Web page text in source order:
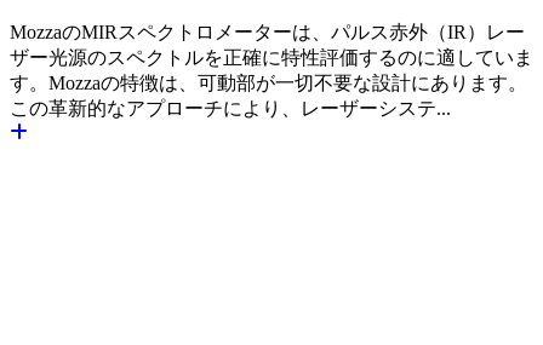
MozzaのMIRスペクトロメーターは、パルス赤外（IR）レー
ザー光源のスペクトルを正確に特性評価するのに適していま
す。Mozzaの特徴は、可動部が一切不要な設計にあります。
この革新的なアプローチにより、レーザーシステ...